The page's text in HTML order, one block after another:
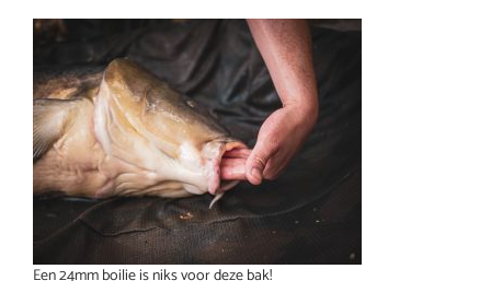
Een 24mm boilie is niks voor deze bak!